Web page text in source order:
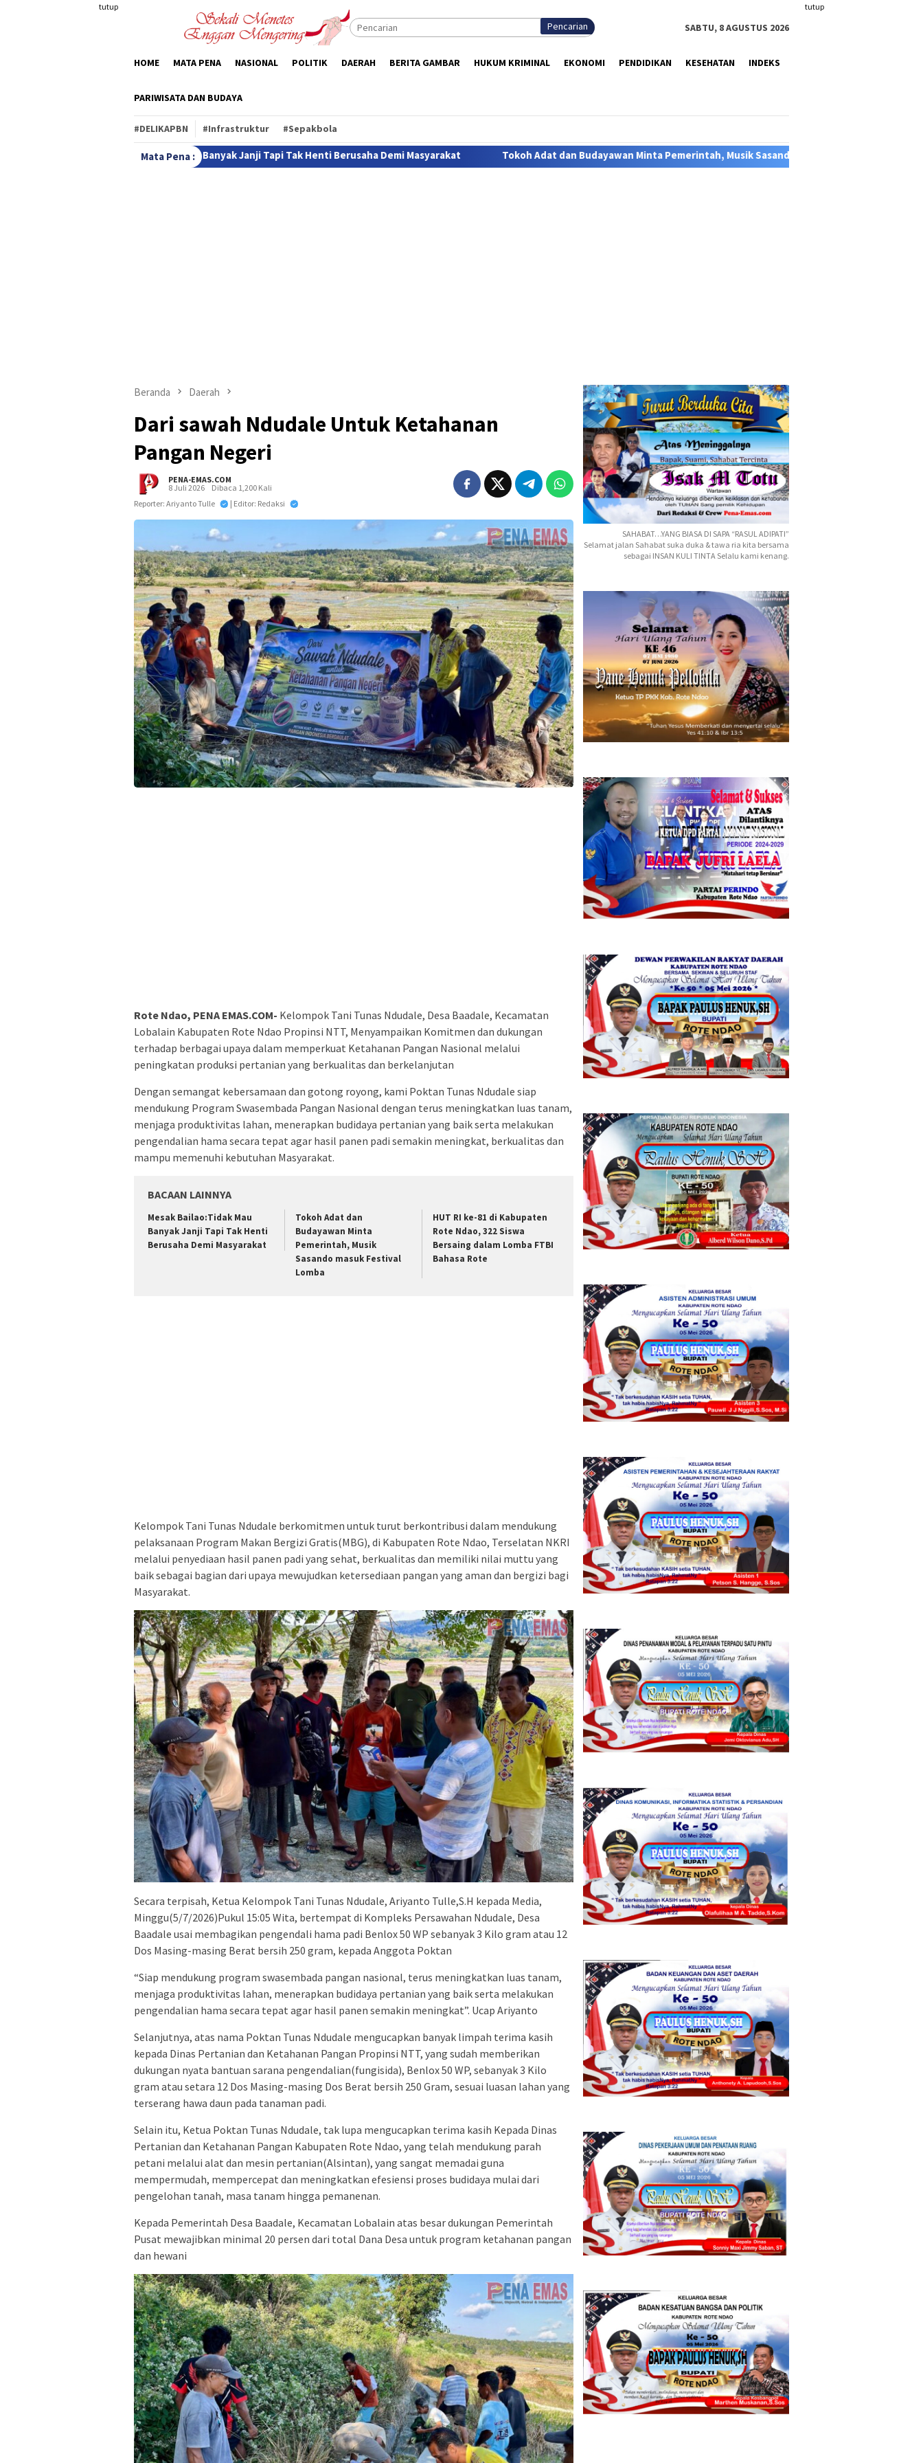
tutup tutup
Pencarian SABTU, 8 AGUSTUS 2026
HOME MATA PENA NASIONAL POLITIK DAERAH BERITA GAMBAR HUKUM KRIMINAL EKONOMI PENDIDIKAN KESEHATAN INDEKS
PARIWISATA DAN BUDAYA
#DELIKAPBN #Infrastruktur #Sepakbola
Mata Pena :
Mau Banyak Janji Tapi Tak Henti Berusaha Demi Masyarakat Tokoh Adat dan Budayawan Minta Pemerintah, Musik Sasando masuk Festival Lomba
Beranda Daerah
Dari sawah Ndudale Untuk Ketahanan
Pangan Negeri
PENA-EMAS.COM
8 Juli 2026
Dibaca 1,200 Kali
Reporter: Ariyanto Tulle
| Editor: Redaksi
Rote Ndao, PENA EMAS.COM- Kelompok Tani Tunas Ndudale, Desa Baadale, Kecamatan
Lobalain Kabupaten Rote Ndao Propinsi NTT, Menyampaikan Komitmen dan dukungan
terhadap berbagai upaya dalam memperkuat Ketahanan Pangan Nasional melalui
peningkatan produksi pertanian yang berkualitas dan berkelanjutan
Dengan semangat kebersamaan dan gotong royong, kami Poktan Tunas Ndudale siap
mendukung Program Swasembada Pangan Nasional dengan terus meningkatkan luas tanam,
menjaga produktivitas lahan, menerapkan budidaya pertanian yang baik serta melakukan
pengendalian hama secara tepat agar hasil panen padi semakin meningkat, berkualitas dan
mampu memenuhi kebutuhan Masyarakat.
BACAAN LAINNYA
Mesak Bailao:Tidak Mau
Banyak Janji Tapi Tak Henti
Berusaha Demi Masyarakat
Tokoh Adat dan
Budayawan Minta
Pemerintah, Musik
Sasando masuk Festival
Lomba
HUT RI ke-81 di Kabupaten
Rote Ndao, 322 Siswa
Bersaing dalam Lomba FTBI
Bahasa Rote
Kelompok Tani Tunas Ndudale berkomitmen untuk turut berkontribusi dalam mendukung
pelaksanaan Program Makan Bergizi Gratis(MBG), di Kabupaten Rote Ndao, Terselatan NKRI
melalui penyediaan hasil panen padi yang sehat, berkualitas dan memiliki nilai muttu yang
baik sebagai bagian dari upaya mewujudkan ketersediaan pangan yang aman dan bergizi bagi
Masyarakat.
Secara terpisah, Ketua Kelompok Tani Tunas Ndudale, Ariyanto Tulle,S.H kepada Media,
Minggu(5/7/2026)Pukul 15:05 Wita, bertempat di Kompleks Persawahan Ndudale, Desa
Baadale usai membagikan pengendali hama padi Benlox 50 WP sebanyak 3 Kilo gram atau 12
Dos Masing-masing Berat bersih 250 gram, kepada Anggota Poktan
“Siap mendukung program swasembada pangan nasional, terus meningkatkan luas tanam,
menjaga produktivitas lahan, menerapkan budidaya pertanian yang baik serta melakukan
pengendalian hama secara tepat agar hasil panen semakin meningkat”. Ucap Ariyanto
Selanjutnya, atas nama Poktan Tunas Ndudale mengucapkan banyak limpah terima kasih
kepada Dinas Pertanian dan Ketahanan Pangan Propinsi NTT, yang sudah memberikan
dukungan nyata bantuan sarana pengendalian(fungisida), Benlox 50 WP, sebanyak 3 Kilo
gram atau setara 12 Dos Masing-masing Dos Berat bersih 250 Gram, sesuai luasan lahan yang
terserang hawa daun pada tanaman padi.
Selain itu, Ketua Poktan Tunas Ndudale, tak lupa mengucapkan terima kasih Kepada Dinas
Pertanian dan Ketahanan Pangan Kabupaten Rote Ndao, yang telah mendukung parah
petani melalui alat dan mesin pertanian(Alsintan), yang sangat memadai guna
mempermudah, mempercepat dan meningkatkan efesiensi proses budidaya mulai dari
pengelohan tanah, masa tanam hingga pemanenan.
Kepada Pemerintah Desa Baadale, Kecamatan Lobalain atas besar dukungan Pemerintah
Pusat mewajibkan minimal 20 persen dari total Dana Desa untuk program ketahanan pangan
dan hewani
SAHABAT…YANG BIASA DI SAPA “RASUL ADIPATI”
Selamat jalan Sahabat suka duka & tawa ria kita bersama
sebagai INSAN KULI TINTA Selalu kami kenang.